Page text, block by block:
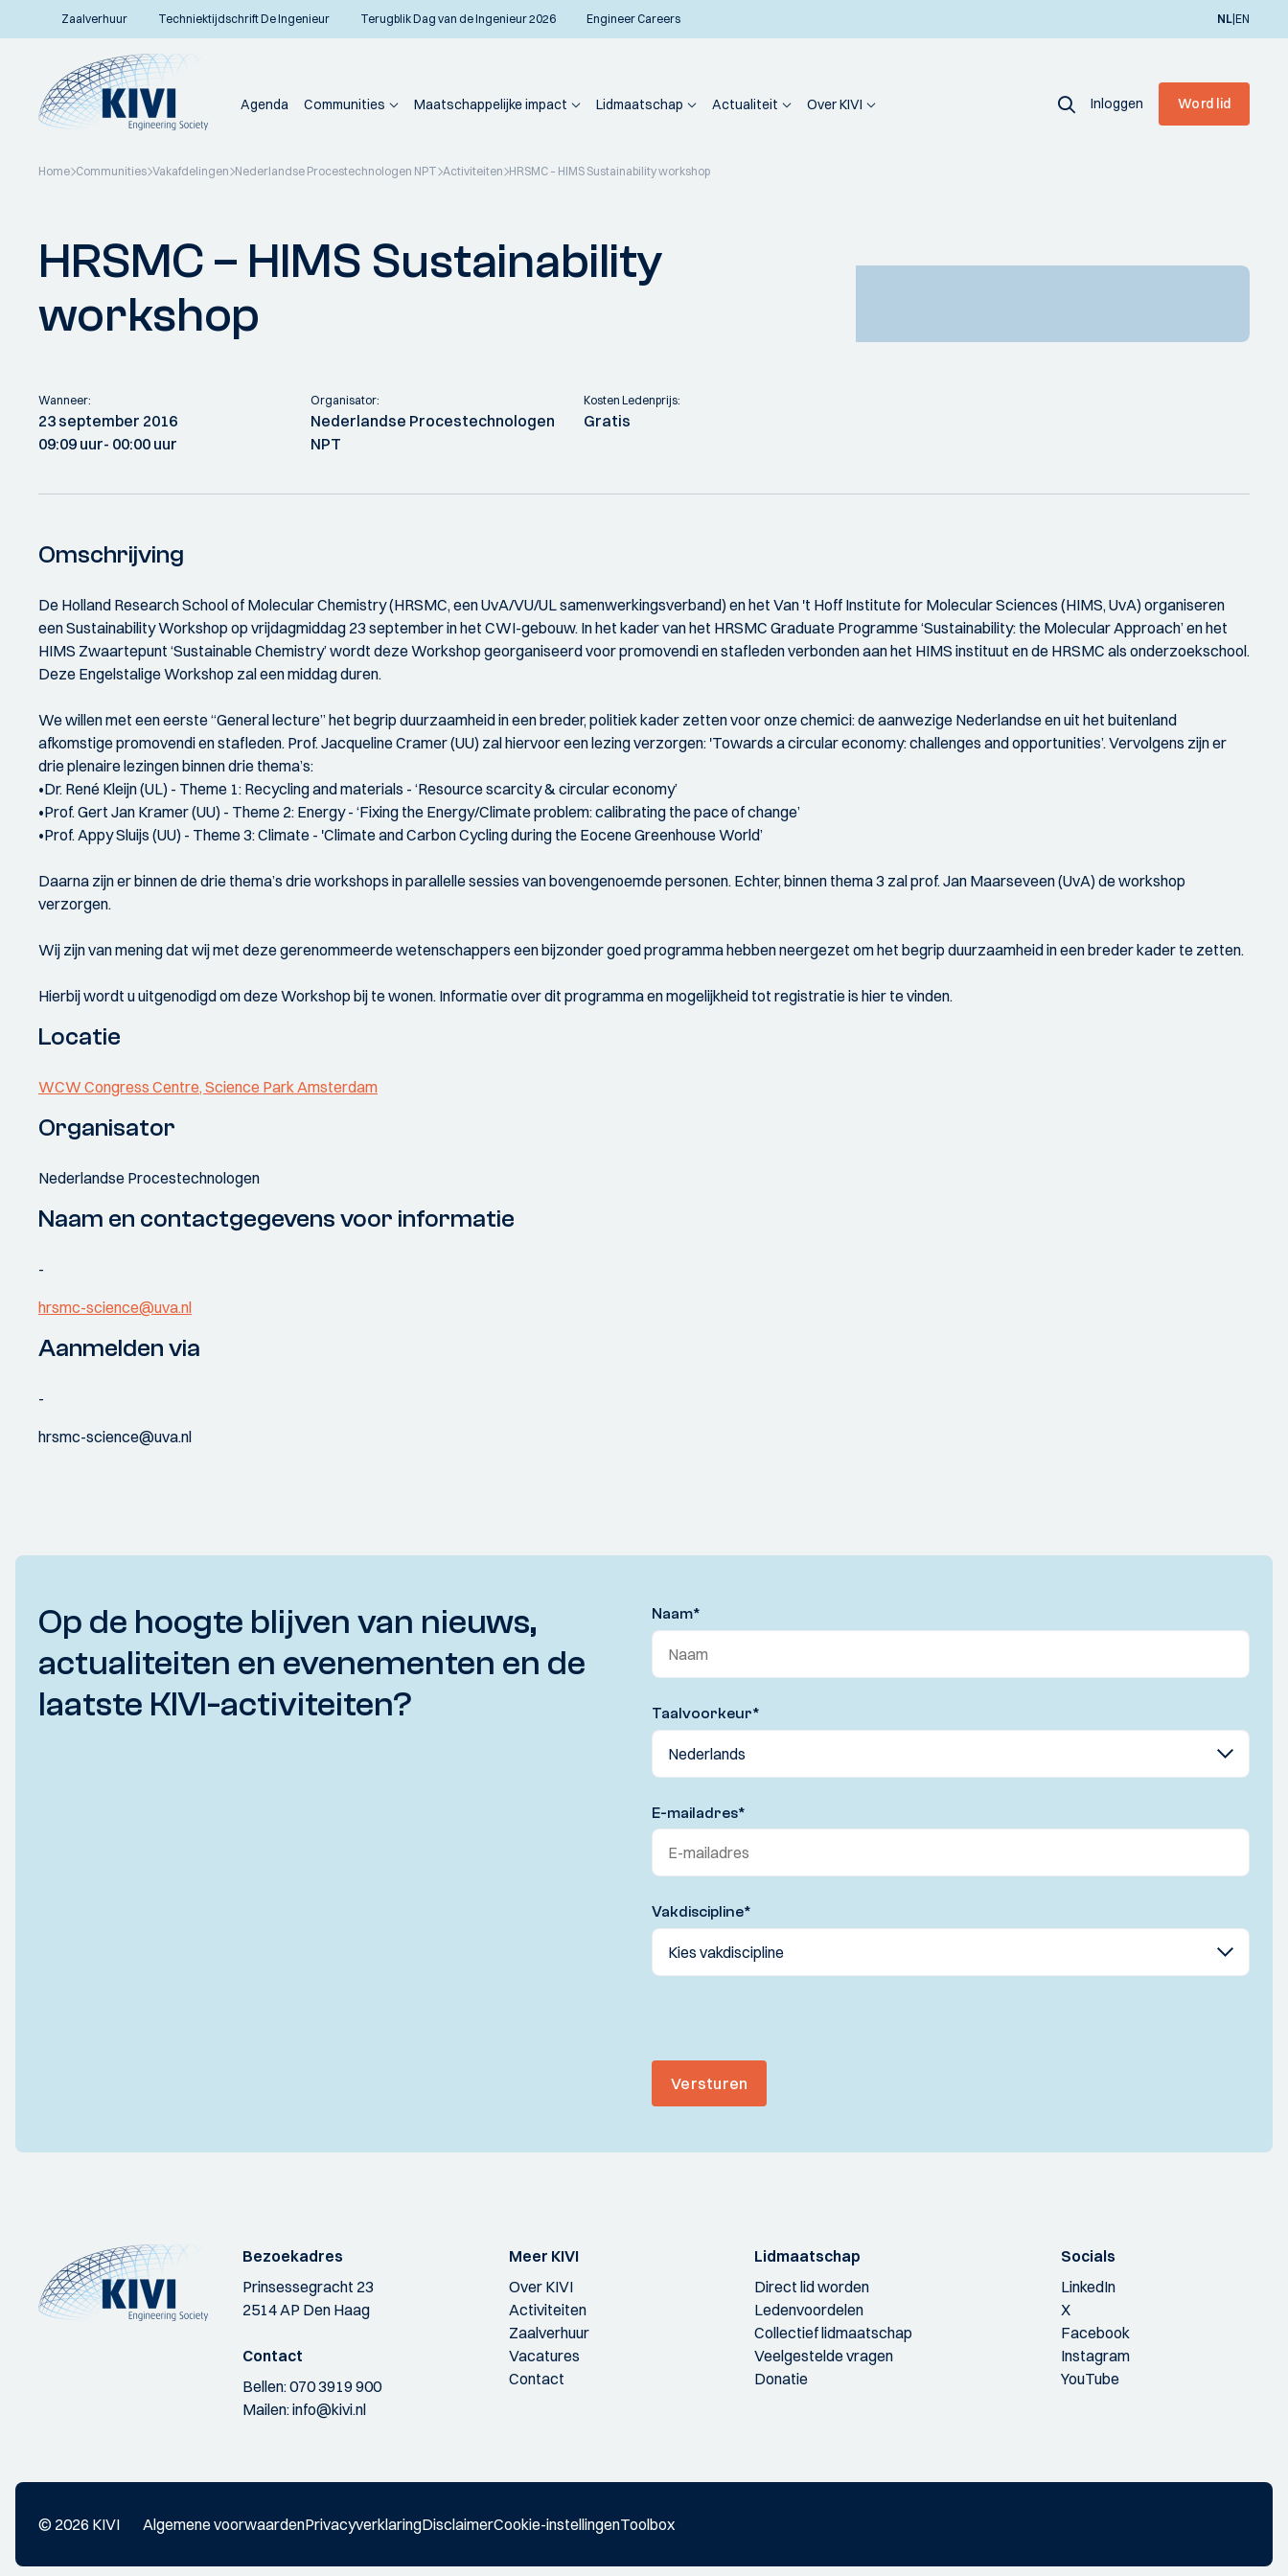
Zaalverhuur Techniektijdschrift De Ingenieur Terugblik Dag van de Ingenieur 2026 Engineer Careers NL|EN
Agenda Communities Maatschappelijke impact Lidmaatschap Actualiteit Over KIVI Inloggen Word lid
Home Communities Vakafdelingen Nederlandse Procestechnologen NPT Activiteiten HRSMC – HIMS Sustainability workshop
HRSMC – HIMS Sustainability
workshop
Wanneer:
23 september 2016
09:09 uur- 00:00 uur
Organisator:
Nederlandse Procestechnologen
NPT
Kosten Ledenprijs:
Gratis
Omschrijving
De Holland Research School of Molecular Chemistry (HRSMC, een UvA/VU/UL samenwerkingsverband) en het Van 't Hoff Institute for Molecular Sciences (HIMS, UvA) organiseren
een Sustainability Workshop op vrijdagmiddag 23 september in het CWI-gebouw. In het kader van het HRSMC Graduate Programme ‘Sustainability: the Molecular Approach’ en het
HIMS Zwaartepunt ‘Sustainable Chemistry’ wordt deze Workshop georganiseerd voor promovendi en stafleden verbonden aan het HIMS instituut en de HRSMC als onderzoekschool.
Deze Engelstalige Workshop zal een middag duren.
We willen met een eerste “General lecture” het begrip duurzaamheid in een breder, politiek kader zetten voor onze chemici: de aanwezige Nederlandse en uit het buitenland
afkomstige promovendi en stafleden. Prof. Jacqueline Cramer (UU) zal hiervoor een lezing verzorgen: 'Towards a circular economy: challenges and opportunities’. Vervolgens zijn er
drie plenaire lezingen binnen drie thema’s:
•Dr. René Kleijn (UL) - Theme 1: Recycling and materials - ‘Resource scarcity & circular economy’
•Prof. Gert Jan Kramer (UU) - Theme 2: Energy - ‘Fixing the Energy/Climate problem: calibrating the pace of change’
•Prof. Appy Sluijs (UU) - Theme 3: Climate - 'Climate and Carbon Cycling during the Eocene Greenhouse World’
Daarna zijn er binnen de drie thema’s drie workshops in parallelle sessies van bovengenoemde personen. Echter, binnen thema 3 zal prof. Jan Maarseveen (UvA) de workshop
verzorgen.
Wij zijn van mening dat wij met deze gerenommeerde wetenschappers een bijzonder goed programma hebben neergezet om het begrip duurzaamheid in een breder kader te zetten.
Hierbij wordt u uitgenodigd om deze Workshop bij te wonen. Informatie over dit programma en mogelijkheid tot registratie is hier te vinden.
Locatie
WCW Congress Centre, Science Park Amsterdam
Organisator
Nederlandse Procestechnologen
Naam en contactgegevens voor informatie
-
hrsmc-science@uva.nl
Aanmelden via
-
hrsmc-science@uva.nl
Op de hoogte blijven van nieuws,
actualiteiten en evenementen en de
laatste KIVI-activiteiten?
Naam*
Taalvoorkeur*
E-mailadres*
Vakdiscipline*
Versturen
Bezoekadres
Prinsessegracht 23
2514 AP Den Haag
Contact
Bellen:070 3919 900
Mailen:info@kivi.nl
Meer KIVI
Over KIVI
Activiteiten
Zaalverhuur
Vacatures
Contact
Lidmaatschap
Direct lid worden
Ledenvoordelen
Collectief lidmaatschap
Veelgestelde vragen
Donatie
Socials
LinkedIn
X
Facebook
Instagram
YouTube
© 2026 KIVI Algemene voorwaardenPrivacyverklaringDisclaimerCookie-instellingenToolbox